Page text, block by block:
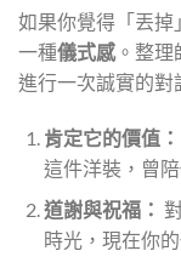
如果你覺得「丟掉
一種儀式感。整理
進行一次誠實的對
肯定它的價值：
這件洋裝，曾
道謝與祝福：
時光，現在你